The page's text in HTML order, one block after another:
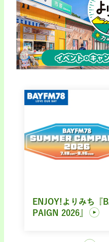
ENJOY!よりみち『
PAIGN 2026』